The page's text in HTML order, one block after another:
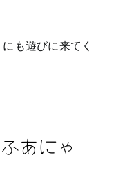
にも遊びに来てく
ふあにゃ